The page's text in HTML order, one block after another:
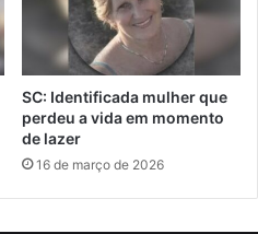
SC: Identificada mulher que
perdeu a vida em momento
de lazer
16 de março de 2026